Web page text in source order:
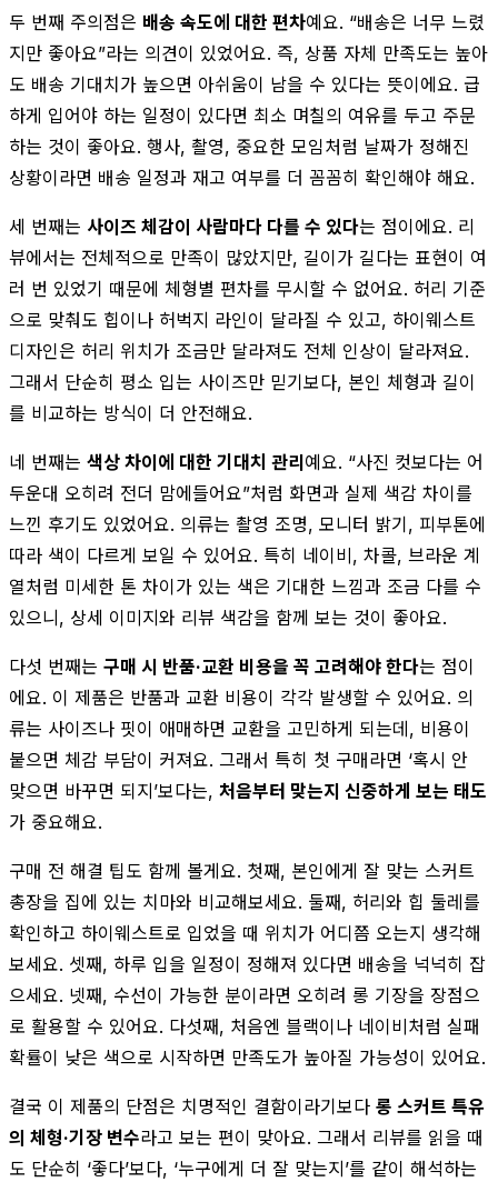
두 번째 주의점은 배송 속도에 대한 편차예요. “배송은 너무 느렸
지만 좋아요”라는 의견이 있었어요. 즉, 상품 자체 만족도는 높아
도 배송 기대치가 높으면 아쉬움이 남을 수 있다는 뜻이에요. 급
하게 입어야 하는 일정이 있다면 최소 며칠의 여유를 두고 주문
하는 것이 좋아요. 행사, 촬영, 중요한 모임처럼 날짜가 정해진
상황이라면 배송 일정과 재고 여부를 더 꼼꼼히 확인해야 해요.
세 번째는 사이즈 체감이 사람마다 다를 수 있다는 점이에요. 리
뷰에서는 전체적으로 만족이 많았지만, 길이가 길다는 표현이 여
러 번 있었기 때문에 체형별 편차를 무시할 수 없어요. 허리 기준
으로 맞춰도 힙이나 허벅지 라인이 달라질 수 있고, 하이웨스트
디자인은 허리 위치가 조금만 달라져도 전체 인상이 달라져요.
그래서 단순히 평소 입는 사이즈만 믿기보다, 본인 체형과 길이
를 비교하는 방식이 더 안전해요.
네 번째는 색상 차이에 대한 기대치 관리 예요. “사진 컷보다는 어
두운대 오히려 전더 맘에들어요”처럼 화면과 실제 색감 차이를
느낀 후기도 있었어요. 의류는 촬영 조명, 모니터 밝기, 피부톤에
따라 색이 다르게 보일 수 있어요. 특히 네이비, 차콜, 브라운 계
열처럼 미세한 톤 차이가 있는 색은 기대한 느낌과 조금 다를 수
있으니, 상세 이미지와 리뷰 색감을 함께 보는 것이 좋아요.
다섯 번째는 구매 시 반품·교환 비용을 꼭 고려해야 한다는 점이
에요. 이 제품은 반품과 교환 비용이 각각 발생할 수 있어요. 의
류는 사이즈나 핏이 애매하면 교환을 고민하게 되는데, 비용이
붙으면 체감 부담이 커져요. 그래서 특히 첫 구매라면 ‘혹시 안
맞으면 바꾸면 되지’보다는, 처음부터 맞는지 신중하게 보는 태도
가 중요해요.
구매 전 해결 팁도 함께 볼게요. 첫째, 본인에게 잘 맞는 스커트
총장을 집에 있는 치마와 비교해보세요. 둘째, 허리와 힙 둘레를
확인하고 하이웨스트로 입었을 때 위치가 어디쯤 오는지 생각해
보세요. 셋째, 하루 입을 일정이 정해져 있다면 배송을 넉넉히 잡
으세요. 넷째, 수선이 가능한 분이라면 오히려 롱 기장을 장점으
로 활용할 수 있어요. 다섯째, 처음엔 블랙이나 네이비처럼 실패
확률이 낮은 색으로 시작하면 만족도가 높아질 가능성이 있어요.
결국 이 제품의 단점은 치명적인 결함이라기보다 롱 스커트 특유
의 체형·기장 변수라고 보는 편이 맞아요. 그래서 리뷰를 읽을 때
도 단순히 ‘좋다’보다, ‘누구에게 더 잘 맞는지’를 같이 해석하는